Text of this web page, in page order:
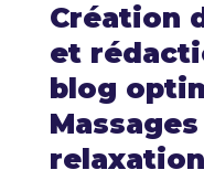
Création
et
blog